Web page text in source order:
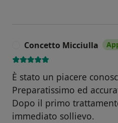
Concetto Micciulla
È stato un piacere
Preparatissimo ed
Dopo il primo
immediato sollievo.